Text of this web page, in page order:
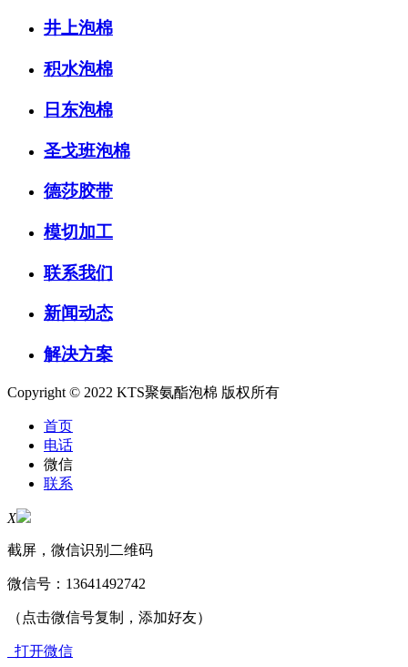
井上泡棉
积水泡棉
日东泡棉
圣戈班泡棉
德莎胶带
模切加工
联系我们
新闻动态
解决方案
Copyright © 2022 KTS聚氨酯泡棉 版权所有
首页
电话
微信
联系
X
截屏，微信识别二维码
微信号： 13641492742
（点击微信号复制，添加好友）
打开微信